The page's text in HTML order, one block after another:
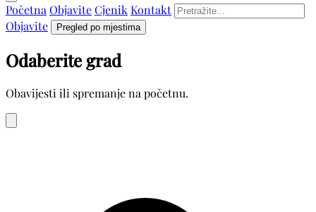
Početna ObjaviteCjenik Kontakt
Objavite
Pregled po mjestima
Odaberite grad
Obavijesti ili spremanje na početnu.